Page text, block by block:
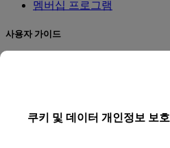
쿠키 및 데이터 개인정보 보호
멤버십 프로그램
사용자 가이드